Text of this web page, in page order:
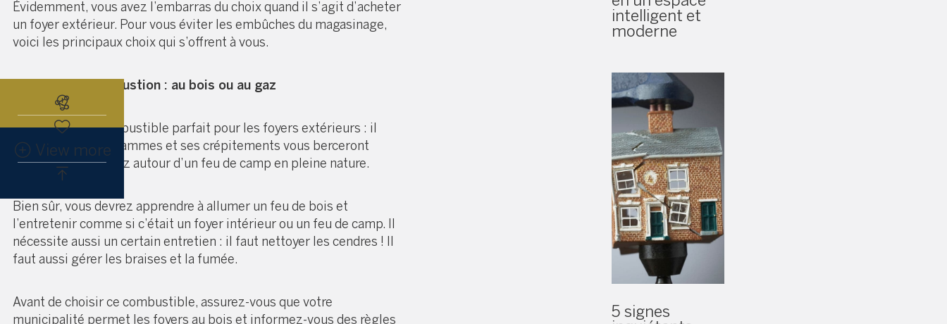
Évidemment, vous avez l’embarras du choix quand il s’agit d’acheter
un foyer extérieur. Pour vous éviter les embûches du magasinage,
voici les principaux choix qui s’offrent à vous.
Le mode de combustion : au bois ou au gaz
Leboisest un combustible parfait pour les foyers extérieurs : il
produit de belles flammes et ses crépitements vous berceront
comme si vous étiez autour d’un feu de camp en pleine nature.
Bien sûr, vous devrez apprendre à allumer un feu de bois et
l’entretenir comme si c’était un foyer intérieur ou un feu de camp. Il
nécessite aussi un certain entretien : il faut nettoyer les cendres ! Il
faut aussi gérer les braises et la fumée.
Avant de choisir ce combustible, assurez-vous que votre
municipalité permet les foyers au bois et informez-vous des règles
intelligent et
moderne
5 signes
View more